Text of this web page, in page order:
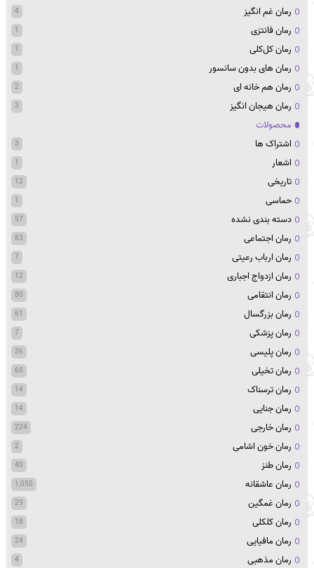
رمان غم انگیز 4
رمان فانتزی 1
رمان کل‌کلی 1
رمان های بدون سانسور 1
رمان هم خانه ای 2
رمان هیجان انگیز 3
محصولات
اشتراک ها
3
اشعار 1
تاریخی 12
حماسی 1
دسته بندی نشده 57
رمان اجتماعی 83
رمان ارباب رعیتی 7
رمان ازدواج اجباری 12
رمان انتقامی 80
رمان بزرگسال 61
رمان پزشکی 7
رمان پلیسی 36
رمان تخیلی 60
رمان ترسناک 14
رمان جنایی 14
رمان خارجی 224
رمان خون اشامی 2
رمان طنز 40
رمان عاشقانه 1,050
رمان غمگین 29
رمان کلکلی 18
رمان مافیایی 24
رمان مذهبی 4